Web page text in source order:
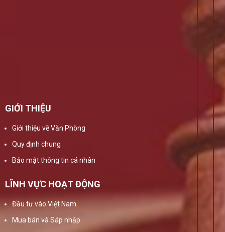
GIỚI THIỆU
Giới thiệu về Văn Phòng
Quy định chung
Bảo mật thông tin cá nhân
LĨNH VỰC HOẠT ĐỘNG
Đầu tư vào Việt Nam
Mua bán và Sáp nhập